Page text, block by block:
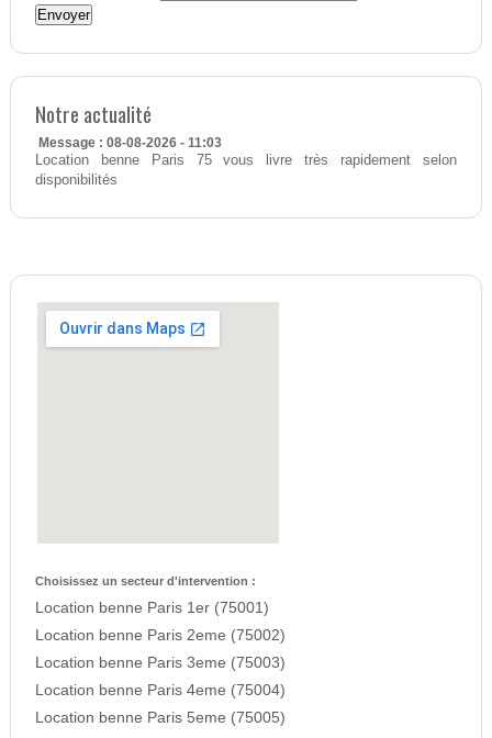
Notre actualité
Message : 08-08-2026 - 11:03
Location benne Paris 75 vous livre très rapidement selon
disponibilités
Choisissez un secteur d'intervention :
Location benne Paris 1er (75001)
Location benne Paris 2eme (75002)
Location benne Paris 3eme (75003)
Location benne Paris 4eme (75004)
Location benne Paris 5eme (75005)